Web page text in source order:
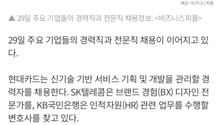
▲ 29일 주요 기업들의 경력직과 전문직 채용정보. <비즈니스피플>
29일 주요 기업들의 경력직과 전문직 채용이 이어지고 있
다.
현대카드는 신기술 기반 서비스 기획 및 개발을 관리할 경
력자를 채용한다. SK텔레콤은 브랜드 경험(BX) 디자인 전
문가를, KB국민은행은 인적자원(HR) 관련 업무를 수행할
변호사를 찾고 있다.